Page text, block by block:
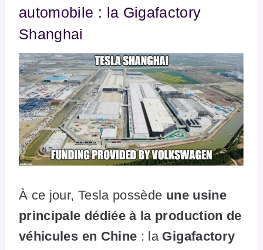
automobile : la Gigafactory
Shanghai
À ce jour, Tesla possède une usine
principale dédiée à la production de
véhicules en Chine : la Gigafactory